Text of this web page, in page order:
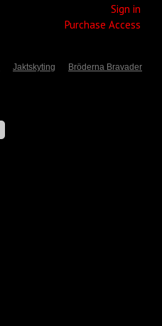
Sign in
Purchase Access
Jaktskyting Bröderna Bravader